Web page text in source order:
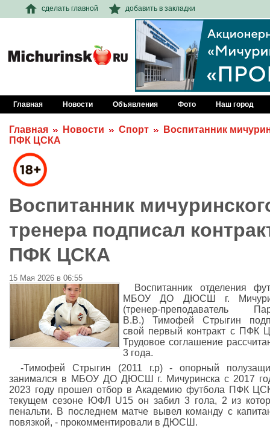
сделать главной добавить в закладки
Главная Новости Объявления Фото Наш город
Главная Новости Спорт
Воспитанник
ПФК ЦСКА
Воспитанник
тренера подписал
ПФК ЦСКА
15 Мая 2026 в 06:55
Воспитанник отделения
МБОУ ДО ДЮСШ г.
(тренер-преподаватель
В.В.) Тимофей Стрыгин
свой первый контракт с ПФК
Трудовое соглашение
3 года.
-Тимофей Стрыгин (2011 г.р) - опорный
занимался в МБОУ ДО ДЮСШ г. Мичуринска с 2017
2023 году прошел отбор в Академию футбола ПФК
текущем сезоне ЮФЛ U15 он забил 3 гола, 2 из
пенальти. В последнем матче вывел команду с
повязкой, - прокомментировали в ДЮСШ.